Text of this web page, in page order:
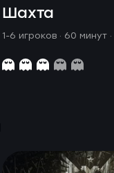
Шахта
1-6 игроков · 60 минут